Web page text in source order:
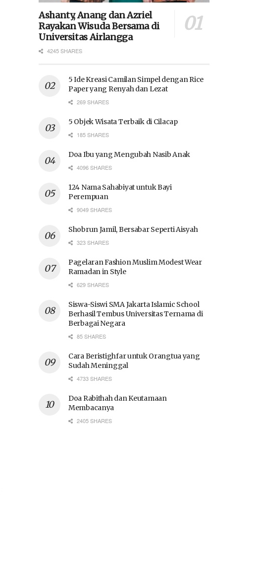
Ashanty, Anang dan Azriel
Rayakan Wisuda Bersama di
Universitas Airlangga
4245 SHARES
5 Ide Kreasi Camilan Simpel dengan Rice
Paper yang Renyah dan Lezat
269 SHARES
5 Objek Wisata Terbaik di Cilacap
185 SHARES
Doa Ibu yang Mengubah Nasib Anak
4096 SHARES
124 Nama Sahabiyat untuk Bayi
Perempuan
9049 SHARES
Shobrun Jamil, Bersabar Seperti Aisyah
323 SHARES
Pagelaran Fashion Muslim Modest Wear
Ramadan in Style
629 SHARES
Siswa-Siswi SMA Jakarta Islamic School
Berhasil Tembus Universitas Ternama di
Berbagai Negara
85 SHARES
Cara Beristighfar untuk Orangtua yang
Sudah Meninggal
4733 SHARES
Doa Rabithah dan Keutamaan
Membacanya
2405 SHARES